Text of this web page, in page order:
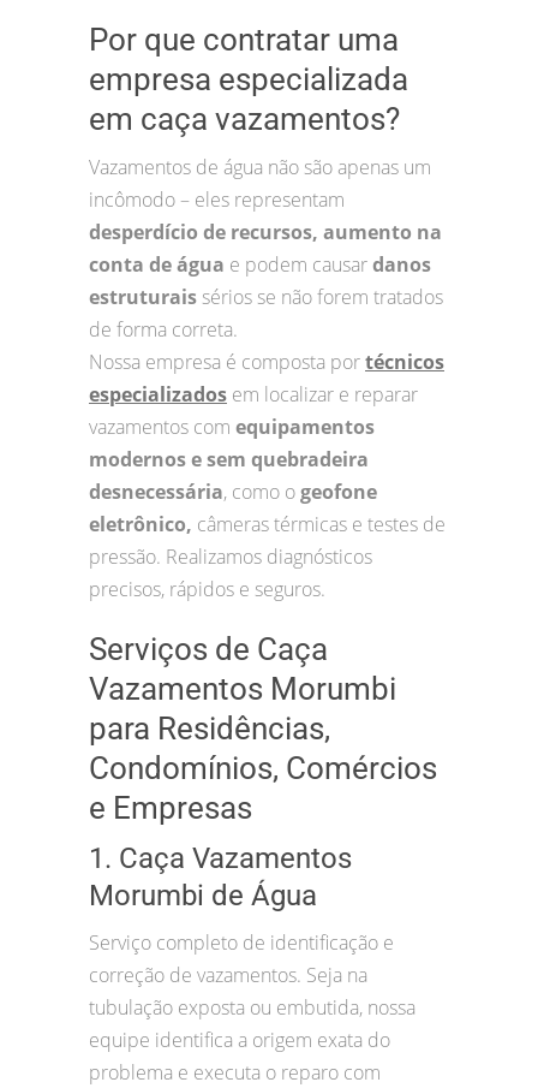
Por que contratar uma
empresa especializada
em caça vazamentos?
Vazamentos de água não são apenas um
incômodo – eles representam
desperdício de recursos, aumento na
conta de água e podem causardanos
estruturais sérios se não forem tratados
de forma correta.
Nossa empresa é composta portécnicos
especializados em localizar e reparar
vazamentos com equipamentos
modernos e sem quebradeira
desnecessária, como ogeofone
eletrônico, câmeras térmicas e testes de
pressão. Realizamos diagnósticos
precisos, rápidos e seguros.
Serviços de Caça
Vazamentos Morumbi
para Residências,
Condomínios, Comércios
e Empresas
1. Caça Vazamentos
Morumbi de Água
Serviço completo de identificação e
correção de vazamentos. Seja na
tubulação exposta ou embutida, nossa
equipe identifica a origem exata do
problema e executa o reparo com